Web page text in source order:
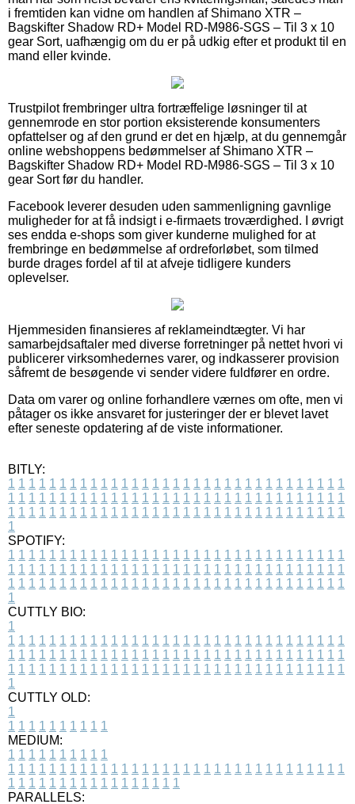
i fremtiden kan vidne om handlen af Shimano XTR –
Bagskifter Shadow RD+ Model RD-M986-SGS – Til 3 x 10
gear Sort, uafhængig om du er på udkig efter et produkt til en
mand eller kvinde.
Trustpilot frembringer ultra fortræffelige løsninger til at
gennemrode en stor portion eksisterende konsumenters
opfattelser og af den grund er det en hjælp, at du gennemgår
online webshoppens bedømmelser af Shimano XTR –
Bagskifter Shadow RD+ Model RD-M986-SGS – Til 3 x 10
gear Sort før du handler.
Facebook leverer desuden uden sammenligning gavnlige
muligheder for at få indsigt i e-firmaets troværdighed. I øvrigt
ses endda e-shops som giver kunderne mulighed for at
frembringe en bedømmelse af ordreforløbet, som tilmed
burde drages fordel af til at afveje tidligere kunders
oplevelser.
Hjemmesiden finansieres af reklameindtægter. Vi har
samarbejdsaftaler med diverse forretninger på nettet hvori vi
publicerer virksomhedernes varer, og indkasserer provision
såfremt de besøgende vi sender videre fuldfører en ordre.
Data om varer og online forhandlere værnes om ofte, men vi
påtager os ikke ansvaret for justeringer der er blevet lavet
efter seneste opdatering af de viste informationer.
BITLY:
1 1 1 1 1 1 1 1 1 1 1 1 1 1 1 1 1 1 1 1 1 1 1 1 1 1 1 1 1 1 1 1 1
1 1 1 1 1 1 1 1 1 1 1 1 1 1 1 1 1 1 1 1 1 1 1 1 1 1 1 1 1 1 1 1 1
1 1 1 1 1 1 1 1 1 1 1 1 1 1 1 1 1 1 1 1 1 1 1 1 1 1 1 1 1 1 1 1 1
1
SPOTIFY:
1 1 1 1 1 1 1 1 1 1 1 1 1 1 1 1 1 1 1 1 1 1 1 1 1 1 1 1 1 1 1 1 1
1 1 1 1 1 1 1 1 1 1 1 1 1 1 1 1 1 1 1 1 1 1 1 1 1 1 1 1 1 1 1 1 1
1 1 1 1 1 1 1 1 1 1 1 1 1 1 1 1 1 1 1 1 1 1 1 1 1 1 1 1 1 1 1 1 1
1
CUTTLY BIO:
1
1 1 1 1 1 1 1 1 1 1 1 1 1 1 1 1 1 1 1 1 1 1 1 1 1 1 1 1 1 1 1 1 1
1 1 1 1 1 1 1 1 1 1 1 1 1 1 1 1 1 1 1 1 1 1 1 1 1 1 1 1 1 1 1 1 1
1 1 1 1 1 1 1 1 1 1 1 1 1 1 1 1 1 1 1 1 1 1 1 1 1 1 1 1 1 1 1 1 1
1
CUTTLY OLD:
1
1 1 1 1 1 1 1 1 1 1
MEDIUM:
1 1 1 1 1 1 1 1 1 1
1 1 1 1 1 1 1 1 1 1 1 1 1 1 1 1 1 1 1 1 1 1 1 1 1 1 1 1 1 1 1 1 1
1 1 1 1 1 1 1 1 1 1 1 1 1 1 1 1 1
PARALLELS: